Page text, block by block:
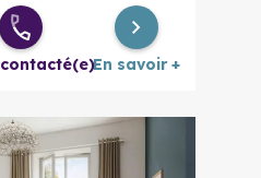
En savoir +